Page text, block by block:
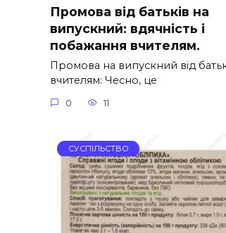
Промова від батьків на
випускний: вдячність і
побажання вчителям.
Промова на випускний від
вчителям: Чесно, це
0 11
СУСПІЛЬСТВО